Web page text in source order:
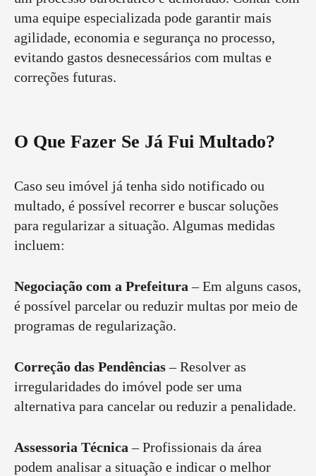
uma equipe especializada pode garantir mais
agilidade, economia e segurança no processo,
evitando gastos desnecessários com multas e
correções futuras.
O Que Fazer Se Já Fui Multado?
Caso seu imóvel já tenha sido notificado ou
multado, é possível recorrer e buscar soluções
para regularizar a situação. Algumas medidas
incluem:
Negociação com a Prefeitura – Em alguns casos,
é possível parcelar ou reduzir multas por meio de
programas de regularização.
Correção das Pendências– Resolver as
irregularidades do imóvel pode ser uma
alternativa para cancelar ou reduzir a penalidade.
Assessoria Técnica – Profissionais da área
podem analisar a situação e indicar o melhor